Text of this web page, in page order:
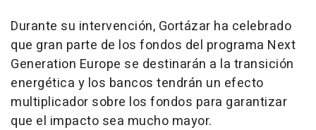
Durante su intervención, Gortázar ha celebrado
que gran parte de los fondos del programa Next
Generation Europe se destinarán a la transición
energética y los bancos tendrán un efecto
multiplicador sobre los fondos para garantizar
que el impacto sea mucho mayor.